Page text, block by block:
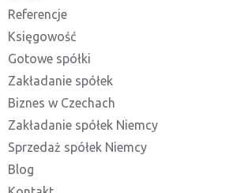
Referencje
Księgowość
Gotowe spółki
Zakładanie spółek
Biznes w Czechach
Zakładanie spółek Niemcy
Sprzedaż spółek Niemcy
Blog